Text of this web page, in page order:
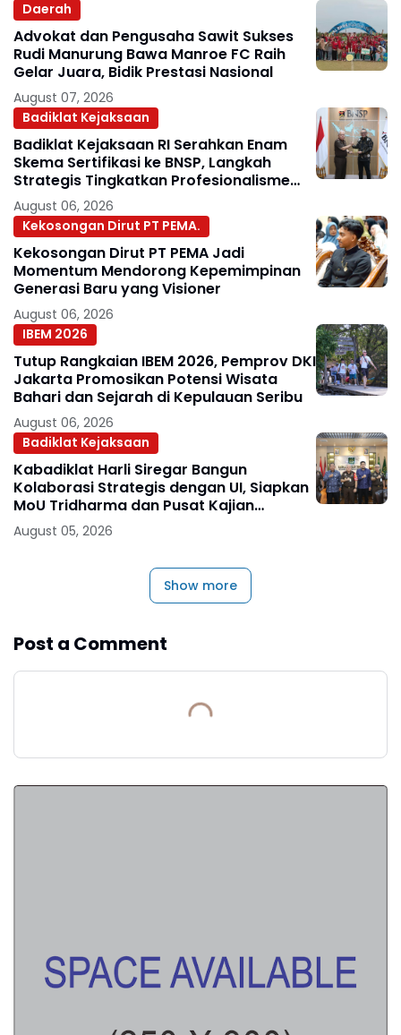
Daerah
Advokat dan Pengusaha Sawit Sukses
Rudi Manurung Bawa Manroe FC Raih
Gelar Juara, Bidik Prestasi Nasional
August 07, 2026
Badiklat Kejaksaan
Badiklat Kejaksaan RI Serahkan Enam
Skema Sertifikasi ke BNSP, Langkah
Strategis Tingkatkan Profesionalisme
Jaksa
August 06, 2026
Kekosongan Dirut PT PEMA.
Kekosongan Dirut PT PEMA Jadi
Momentum Mendorong Kepemimpinan
Generasi Baru yang Visioner
August 06, 2026
IBEM 2026
Tutup Rangkaian IBEM 2026, Pemprov DKI
Jakarta Promosikan Potensi Wisata
Bahari dan Sejarah di Kepulauan Seribu
August 06, 2026
Badiklat Kejaksaan
Kabadiklat Harli Siregar Bangun
Kolaborasi Strategis dengan UI, Siapkan
MoU Tridharma dan Pusat Kajian
Kejaksaan
August 05, 2026
Show more
Post a Comment